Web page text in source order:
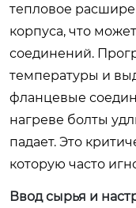
тепловое
корпуса, что
соединений.
температуры и
фланцевые
нагреве болты
падает. Это
которую часто
Ввод сырья и